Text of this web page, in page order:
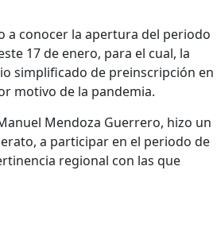
a conocer la apertura del periodo
17 de enero, para el cual, la
simplificado de preinscripción en
motivo de la pandemia.
Mendoza Guerrero, hizo un
a participar en el periodo de
regional con las que